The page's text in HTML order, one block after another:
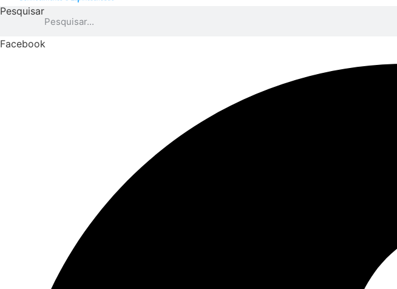
Pesquisar
Facebook